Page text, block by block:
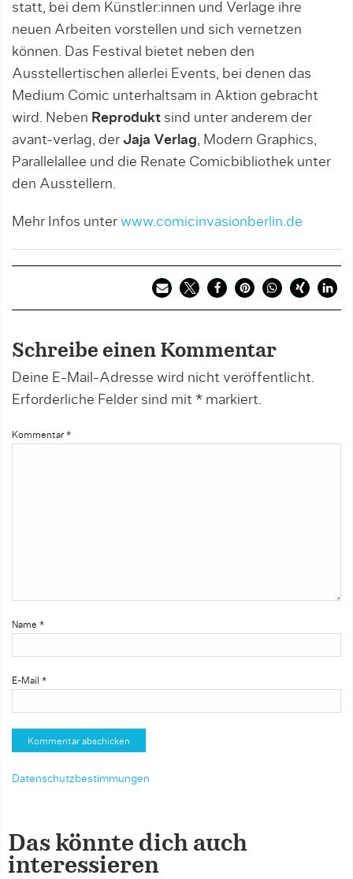
statt, bei dem Künstler:innen und Verlage ihre
neuen Arbeiten vorstellen und sich vernetzen
können. Das Festival bietet neben den
Ausstellertischen allerlei Events, bei denen das
Medium Comic unterhaltsam in Aktion gebracht
wird. Neben Reprodukt sind unter anderem der
avant-verlag, der Jaja Verlag, Modern Graphics,
Parallelallee und die Renate Comicbibliothek unter
den Ausstellern.
Mehr Infos unter www.comicinvasionberlin.de
Schreibe einen Kommentar
Deine E-Mail-Adresse wird nicht veröffentlicht.
Erforderliche Felder sind mit * markiert.
Kommentar *
Name *
E-Mail *
Datenschutzbestimmungen
Das könnte dich auch
interessieren